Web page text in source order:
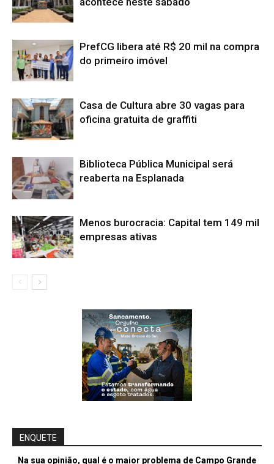
PrefCG libera até R$ 20 mil na compra
do primeiro imóvel
Casa de Cultura abre 30 vagas para
oficina gratuita de graffiti
Biblioteca Pública Municipal será
reaberta na Esplanada
Menos burocracia: Capital tem 149 mil
empresas ativas
ENQUETE
Na sua opinião, qual é o maior problema de Campo Grande